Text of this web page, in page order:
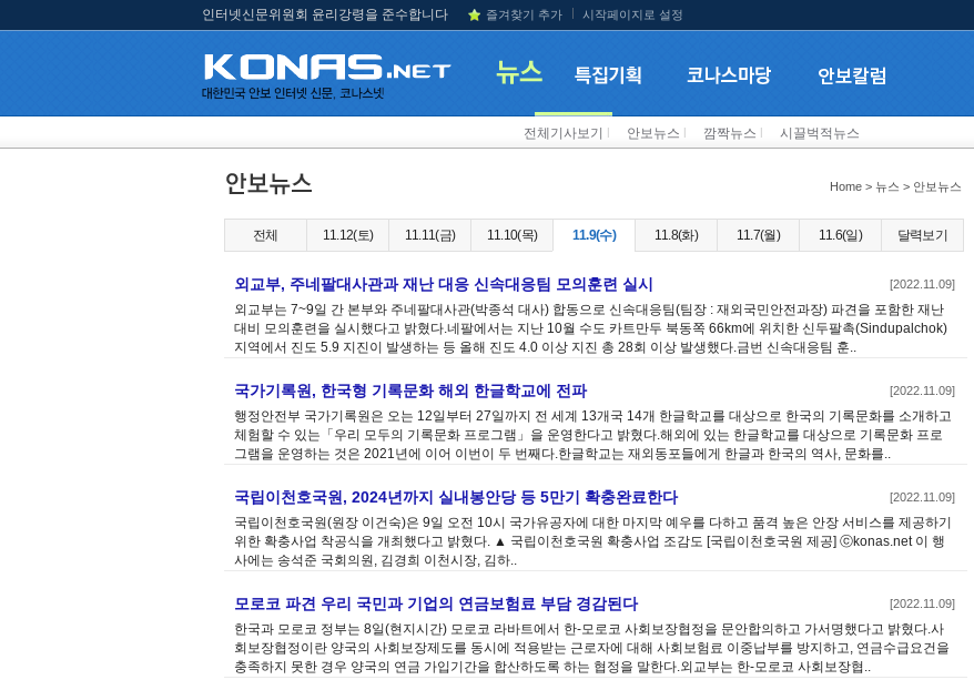
인터넷신문위원회 윤리강령을 준수합니다 즐겨찾기 추가 시작페이지로 설정
전체기사보기 안보뉴스 깜짝뉴스 시끌벅적뉴스
Home > 뉴스 > 안보뉴스
전체 11.12(토) 11.11(금) 11.10(목) 11.9(수) 11.8(화) 11.7(월) 11.6(일) 달력보기
외교부, 주네팔대사관과 재난 대응 신속대응팀 모의훈련 실시 [2022.11.09]
외교부는 7~9일 간 본부와 주네팔대사관(박종석 대사) 합동으로 신속대응팀(팀장 : 재외국민안전과장) 파견을 포함한 재난
대비 모의훈련을 실시했다고 밝혔다.네팔에서는 지난 10월 수도 카트만두 북동쪽 66km에 위치한 신두팔촉(Sindupalchok)
지역에서 진도 5.9 지진이 발생하는 등 올해 진도 4.0 이상 지진 총 28회 이상 발생했다.금번 신속대응팀 훈..
국가기록원, 한국형 기록문화 해외 한글학교에 전파 [2022.11.09]
행정안전부 국가기록원은 오는 12일부터 27일까지 전 세계 13개국 14개 한글학교를 대상으로 한국의 기록문화를 소개하고
체험할 수 있는「우리 모두의 기록문화 프로그램」을 운영한다고 밝혔다.해외에 있는 한글학교를 대상으로 기록문화 프로
그램을 운영하는 것은 2021년에 이어 이번이 두 번째다.한글학교는 재외동포들에게 한글과 한국의 역사, 문화를..
국립이천호국원, 2024년까지 실내봉안당 등 5만기 확충완료한다 [2022.11.09]
국립이천호국원(원장 이건숙)은 9일 오전 10시 국가유공자에 대한 마지막 예우를 다하고 품격 높은 안장 서비스를 제공하기
위한 확충사업 착공식을 개최했다고 밝혔다. ▲ 국립이천호국원 확충사업 조감도 [국립이천호국원 제공] ⓒkonas.net 이 행
사에는 송석준 국회의원, 김경희 이천시장, 김하..
모로코 파견 우리 국민과 기업의 연금보험료 부담 경감된다 [2022.11.09]
한국과 모로코 정부는 8일(현지시간) 모로코 라바트에서 한-모로코 사회보장협정을 문안합의하고 가서명했다고 밝혔다.사
회보장협정이란 양국의 사회보장제도를 동시에 적용받는 근로자에 대해 사회보험료 이중납부를 방지하고, 연금수급요건을
충족하지 못한 경우 양국의 연금 가입기간을 합산하도록 하는 협정을 말한다.외교부는 한-모로코 사회보장협..